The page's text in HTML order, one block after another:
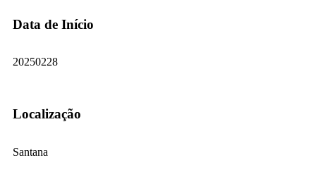
Data de Início
20250228
Localização
Santana